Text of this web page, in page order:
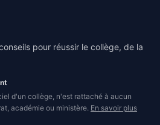
pour réussir le collège, de la
d'un collège, n'est rattaché à aucun
académie ou ministère. En savoir plus